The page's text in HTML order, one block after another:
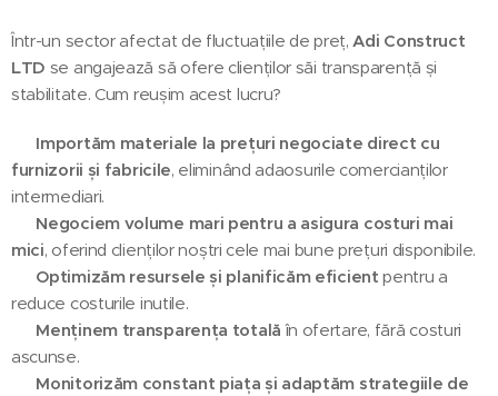
Într-un sector afectat de fluctuațiile de preț,Adi Construct
LTD se angajează să ofere clienților săi transparență și
stabilitate. Cum reușim acest lucru?
Importăm materiale la prețuri negociate direct cu
furnizorii și fabricile, eliminând adaosurile comercianților
intermediari.
Negociem volume mari pentru a asigura costuri mai
mici, oferind clienților noștri cele mai bune prețuri disponibile.
Optimizăm resursele și planificăm eficient pentru a
reduce costurile inutile.
Menținem transparența totală în ofertare, fără costuri
ascunse.
Monitorizăm constant piața și adaptăm strategiile de